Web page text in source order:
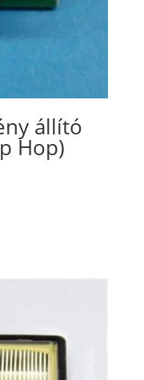
állító
Hop)